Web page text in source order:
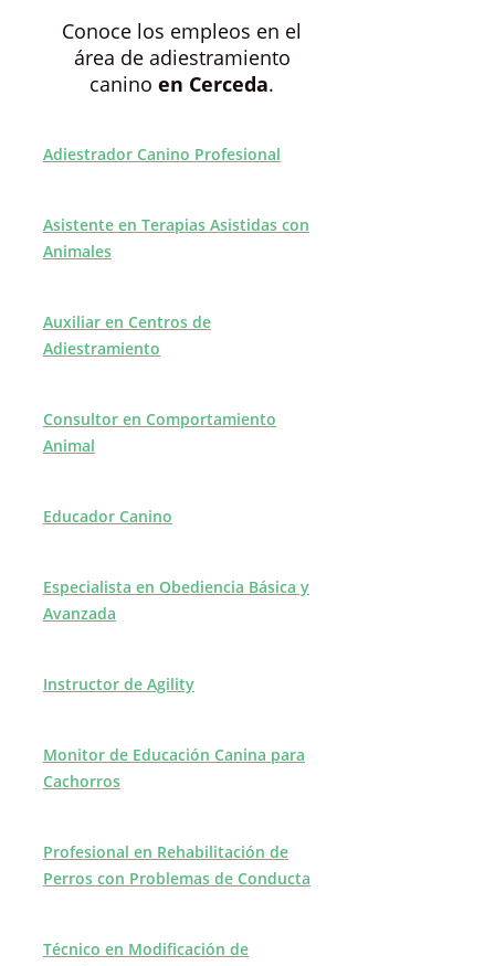
Conoce los empleos en el
área de adiestramiento
canino en Cerceda.
Adiestrador Canino Profesional
Asistente en Terapias Asistidas con
Animales
Auxiliar en Centros de
Adiestramiento
Consultor en Comportamiento
Animal
Educador Canino
Especialista en Obediencia Básica y
Avanzada
Instructor de Agility
Monitor de Educación Canina para
Cachorros
Profesional en Rehabilitación de
Perros con Problemas de Conducta
Técnico en Modificación de